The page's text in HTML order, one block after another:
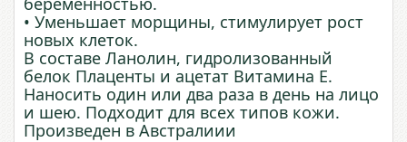
• Уменьшает морщины, стимулирует рост
новых клеток.
В составе Ланолин, гидролизованный
белок Плаценты и ацетат Витамина Е.
Наносить один или два раза в день на лицо
и шею. Подходит для всех типов кожи.
Произведен в Австралиии